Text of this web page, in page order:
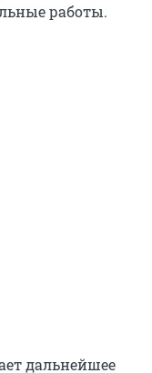
работы.
дальнейшее